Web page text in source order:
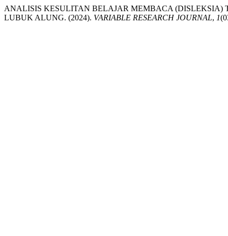
ANALISIS KESULITAN BELAJAR MEMBACA (DISLEKSIA)
LUBUK ALUNG. (2024). VARIABLE RESEARCH JOURNAL, 1